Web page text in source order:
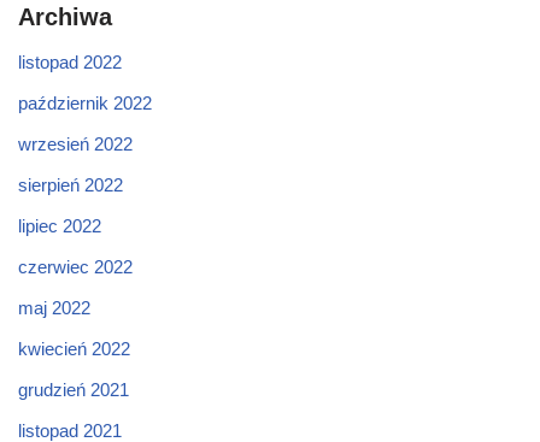
Archiwa
listopad 2022
październik 2022
wrzesień 2022
sierpień 2022
lipiec 2022
czerwiec 2022
maj 2022
kwiecień 2022
grudzień 2021
listopad 2021